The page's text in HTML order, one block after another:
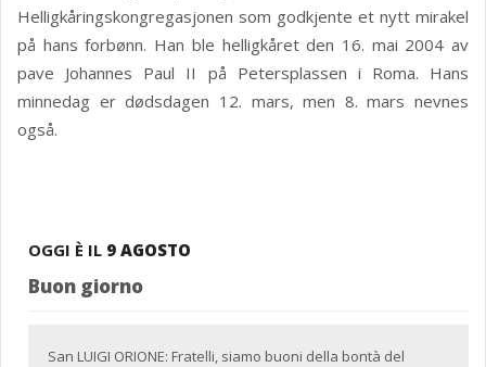
Helligkåringskongregasjonen som godkjente et nytt mirakel
på hans forbønn. Han ble helligkåret den 16. mai 2004 av
pave Johannes Paul II på Petersplassen i Roma. Hans
minnedag er dødsdagen 12. mars, men 8. mars nevnes
også.
OGGI È IL 9 AGOSTO
Buon giorno
San LUIGI ORIONE: Fratelli, siamo buoni della bontà del